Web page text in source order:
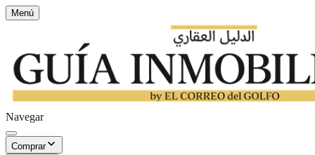
Menú
Navegar
Comprar